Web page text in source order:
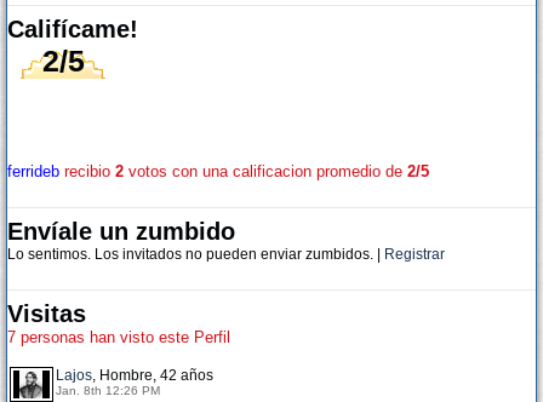
Califícame!
2/5
ferrideb recibio 2 votos con una calificacion promedio de 2/5
Envíale un zumbido
Lo sentimos. Los invitados no pueden enviar zumbidos. | Registrar
Visitas
7 personas han visto este Perfil
Lajos, Hombre, 42 años
Jan. 8th 12:26 PM